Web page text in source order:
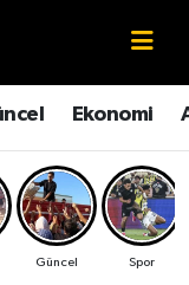
Ekonomi
Güncel Spor
Haritası